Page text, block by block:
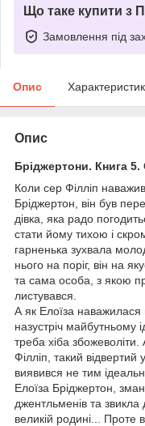
Що таке купити з
Замовлення під
Опис
Опис
Бріджертони. Книга
Коли сер Філліп
Бріджертон, він був
дівка, яка радо
стати йому тихою і
гарненька зухвала
нього на поріг, він на
та сама особа, з якою
листувався.
А як Елоїза наважилася
назустріч
треба хіба
Філліп, такий відвертий
виявився не тим
Елоїза Бріджертон,
джентльменів та звикла
великій родині... Проте